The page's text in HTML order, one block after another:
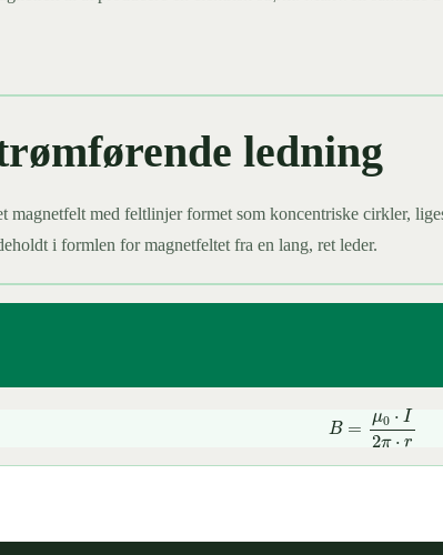
ledning
magnetfelt med feltlinjer formet som koncentriske cirkler,
i formlen for magnetfeltet fra en lang, ret leder.
0⋅I2 π⋅